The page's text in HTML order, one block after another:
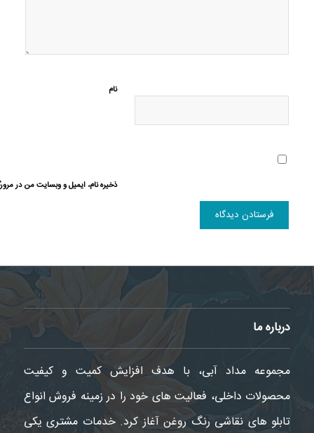
نام
ذخیره نام، ایمیل و وبسایت من در
درباره ما
مجموعه مداد آبی، با هدف افزایش کمیت و کیفیت
محصولات داخلی، فعالیت های خود را در زمینه فروش انواع
تابلو های نقاشی رنگ روغن آغاز کرد. خدمات مشتری یکی